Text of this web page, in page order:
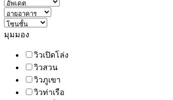
มุมมอง
วิวเปิดโล่ง
วิวสวน
วิวภูเขา
วิวท่าเรือ